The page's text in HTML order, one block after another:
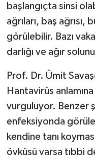
başlangıçta sinsi
ağrıları, baş ağrısı,
görülebilir. Bazı
darlığı ve ağır
Prof. Dr. Ümit
Hantavirüs
vurguluyor. Benzer
enfeksiyonda
kendine tanı
öyküsü varsa tıbbi